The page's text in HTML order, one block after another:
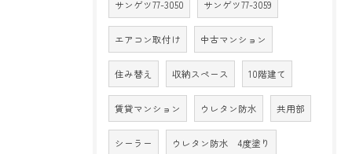
サンゲツ77-3050 サンゲツ77-3059
エアコン取付け 中古マンション
住み替え 収納スペース 10階建て
賃貸マンション ウレタン防水 共用部
シーラー ウレタン防水 4度塗り